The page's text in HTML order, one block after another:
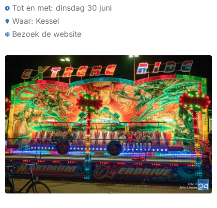
Tot en met: dinsdag 30 juni
Waar: Kessel
Bezoek de website